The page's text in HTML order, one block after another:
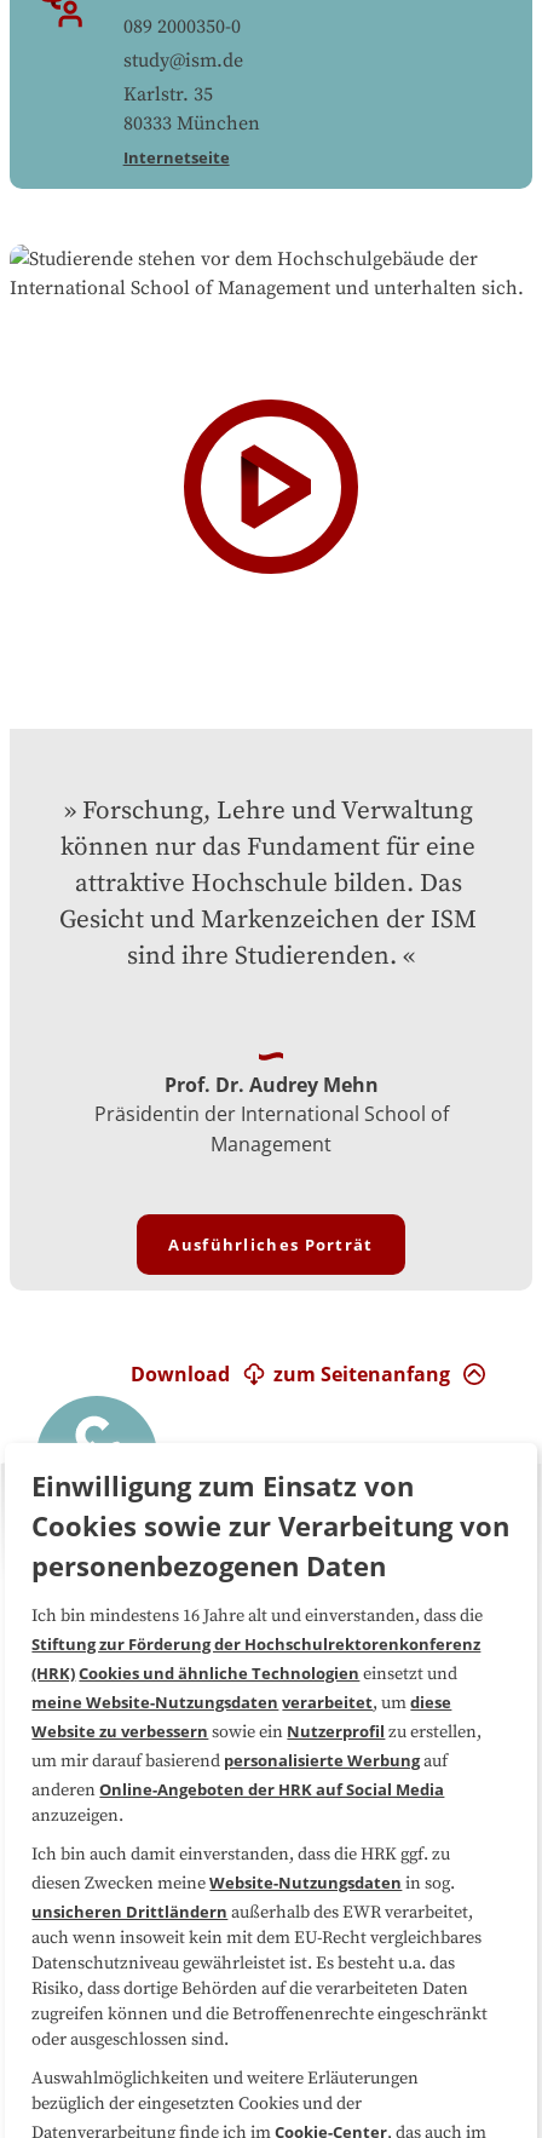
089 2000350-0
study@ism.de
Karlstr. 35
80333 München
Internetseite
Forschung, Lehre und Verwaltung
können nur das Fundament für eine
attraktive Hochschule bilden. Das
Gesicht und Markenzeichen der ISM
sind ihre Studierenden.
Prof. Dr. Audrey Mehn
Präsidentin der International School of
Management
Ausführliches Porträt
zum Seitenanfang
Download
Über uns FAQ
Medienarbeit Kooperationen
Datenschutzerklärung Impressum
Sitemap
Folgen Sie uns
Einwilligung zum Einsatz von
Cookies sowie zur Verarbeitung von
personenbezogenen Daten
Ich bin mindestens 16 Jahre alt und einverstanden, dass die
Stiftung zur Förderung der Hochschulrektorenkonferenz
(HRK)Cookies und ähnliche Technologien einsetzt und
meine Website-Nutzungsdaten verarbeitet, umdiese
Website zu verbessern sowie ein Nutzerprofil zu erstellen,
um mir darauf basierend personalisierte Werbungauf
anderenOnline-Angeboten der HRK auf Social Media
anzuzeigen.
Ich bin auch damit einverstanden, dass die HRK ggf. zu
diesen Zwecken meineWebsite-Nutzungsdaten in sog.
unsicheren Drittländern außerhalb des EWR verarbeitet,
auch wenn insoweit kein mit dem EU-Recht vergleichbares
Datenschutzniveau gewährleistet ist. Es besteht u.a. das
Risiko, dass dortige Behörden auf die verarbeiteten Daten
zugreifen können und die Betroffenenrechte eingeschränkt
oder ausgeschlossen sind.
Auswahlmöglichkeiten und weitere Erläuterungen
bezüglich der eingesetzten Cookies und der
Datenverarbeitung finde ich imCookie-Center, das auch im